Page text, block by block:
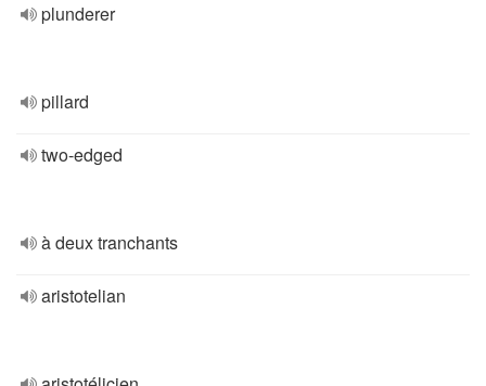
plunderer
pillard
two-edged
à deux tranchants
aristotelian